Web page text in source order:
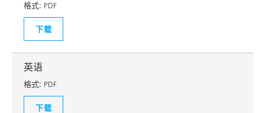
格式: PDF
下载
英语
格式: PDF
下载